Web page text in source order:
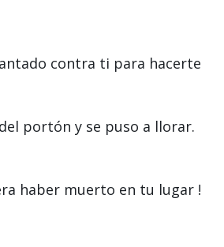
contra ti para hacerte
portón y se puso a llorar.
haber muerto en tu lugar !